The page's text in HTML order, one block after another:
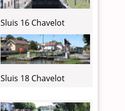
Sluis 16 Chavelot
Sluis 18 Chavelot